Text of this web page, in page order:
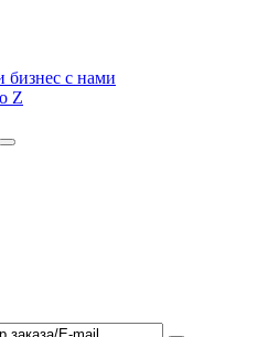
бизнес с нами
Z